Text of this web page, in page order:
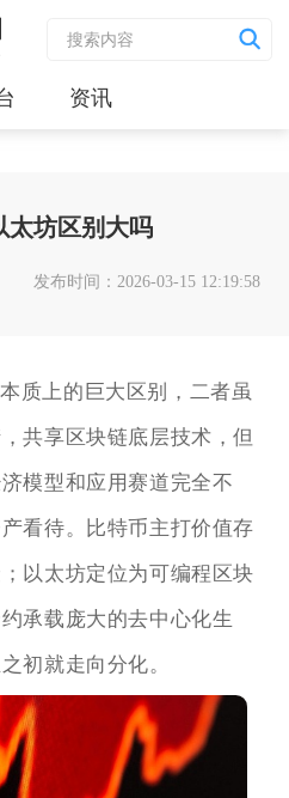
资讯
太坊区别大吗
发布时间：2026-03-15 12:19:58
质上的巨大区别，二者虽
共享区块链底层技术，但
模型和应用赛道完全不
看待。比特币主打价值存
以太坊定位为可编程区块
承载庞大的去中心化生
初就走向分化。